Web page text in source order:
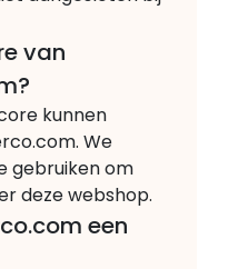
van
kunnen
We
gebruiken om
deze webshop.
een